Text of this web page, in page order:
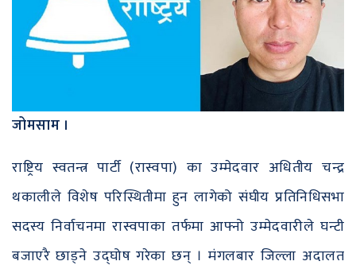
जोमसाम ।
राष्ट्रिय स्वतन्त्र पार्टी (रास्वपा) का उम्मेदवार अधितीय चन्द्र
थकालीले विशेष परिस्थितीमा हुन लागेको संघीय प्रतिनिधिसभा
सदस्य निर्वाचनमा रास्वपाका तर्फमा आफ्नो उम्मेदवारीले घन्टी
बजाएरै छाड्ने उद्घोष गरेका छन् । मंगलबार जिल्ला अदालत